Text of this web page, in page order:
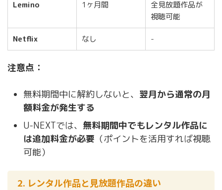
Lemino 1ヶ月間
全見放題作品が
視聴可能
Netflix なし -
注意点：
無料期間中に解約しないと、 翌月から通常の月
額料金が発生する
U-NEXTでは、 無料期間中でもレンタル作品に
は追加料金が必要 （ポイントを活用すれば視聴
可能）
2. レンタル作品と見放題作品の違い